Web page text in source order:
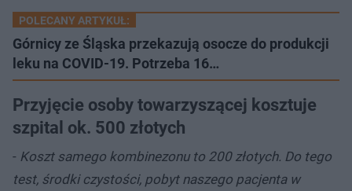
POLECANY ARTYKUŁ:
Górnicy ze Śląska przekazują osocze do produkcji
leku na COVID-19. Potrzeba 16…
Przyjęcie osoby towarzyszącej kosztuje
szpital ok. 500 złotych
- Koszt samego kombinezonu to 200 złotych. Do tego
test, środki czystości, pobyt naszego pacjenta w